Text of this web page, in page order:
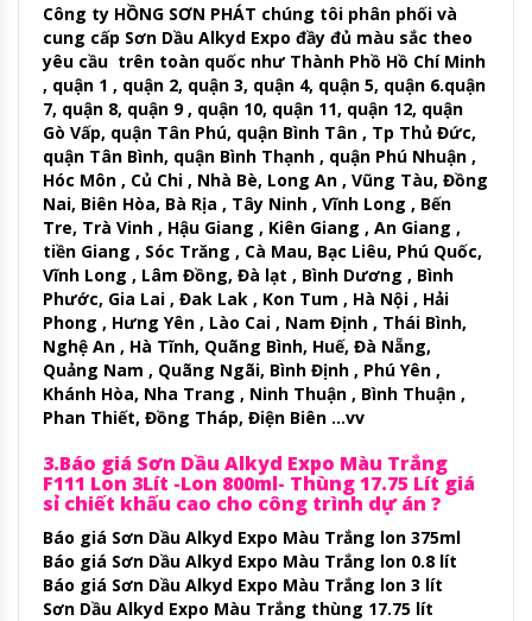
Công ty HỒNG SƠN PHÁT chúng tôi phân phối và
cung cấp Sơn Dầu Alkyd Expo đầy đủ màu sắc theo
yêu cầu trên toàn quốc như Thành Phồ Hồ Chí Minh
, quận 1 , quận 2, quận 3, quận 4, quận 5, quận 6.quận
7, quận 8, quận 9 , quận 10, quận 11, quận 12, quận
Gò Vấp, quận Tân Phú, quận Bình Tân , Tp Thủ Đức,
quận Tân Bình, quận Bình Thạnh , quận Phú Nhuận ,
Hóc Môn , Củ Chi , Nhà Bè, Long An , Vũng Tàu, Đồng
Nai, Biên Hòa, Bà Rịa , Tây Ninh , Vĩnh Long , Bến
Tre, Trà Vinh , Hậu Giang , Kiên Giang , An Giang ,
tiền Giang , Sóc Trăng , Cà Mau, Bạc Liêu, Phú Quốc,
Vĩnh Long , Lâm Đồng, Đà lạt , Bình Dương , Bình
Phước, Gia Lai , Đak Lak , Kon Tum , Hà Nội , Hải
Phong , Hưng Yên , Lào Cai , Nam Định , Thái Bình,
Nghệ An , Hà Tĩnh, Quãng Bình, Huế, Đà Nẵng,
Quảng Nam , Quãng Ngãi, Bình Định , Phú Yên ,
Khánh Hòa, Nha Trang , Ninh Thuận , Bình Thuận ,
Phan Thiết, Đồng Tháp, Điện Biên …vv
3.Báo giá Sơn Dầu Alkyd Expo Màu Trắng
F111 Lon 3Lít -Lon 800ml- Thùng 17.75 Lít giá
sỉ chiết khấu cao cho công trình dự án ?
Báo giá Sơn Dầu Alkyd Expo Màu Trắng lon 375ml
Báo giá Sơn Dầu Alkyd Expo Màu Trắng lon 0.8 lít
Báo giá Sơn Dầu Alkyd Expo Màu Trắng lon 3 lít
Sơn Dầu Alkyd Expo Màu Trắng thùng 17.75 lít